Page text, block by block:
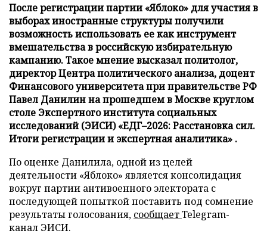
После регистрации партии «Яблоко» для участия в
выборах иностранные структуры получили
возможность использовать ее как инструмент
вмешательства в российскую избирательную
кампанию. Такое мнение высказал политолог,
директор Центра политического анализа, доцент
Финансового университета при правительстве РФ
Павел Данилин на прошедшем в Москве круглом
столе Экспертного института социальных
исследований (ЭИСИ) «ЕДГ–2026: Расстановка сил.
Итоги регистрации и экспертная аналитика» .
По оценке Данилила, одной из целей
деятельности «Яблоко» является консолидация
вокруг партии антивоенного электората с
последующей попыткой поставить под сомнение
результаты голосования, сообщаетTelegram-
канал ЭИСИ.